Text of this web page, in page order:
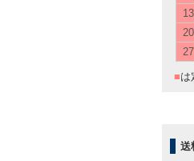
13
20
27
■は
送